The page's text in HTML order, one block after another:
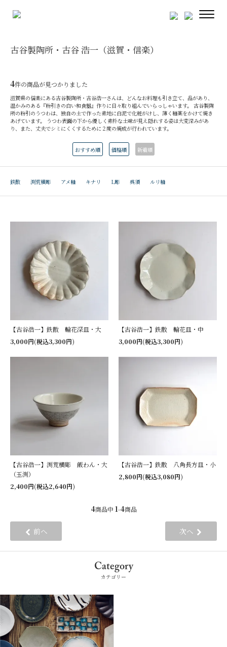
古谷製陶所・古谷 浩一（滋賀・信楽）
4件の商品が見つかりました
滋賀県の信楽にある古谷製陶所・古谷浩一さんは、どんなお料理も引き立て、品があり、
温かみのある『粉引きの白い和食器』作りに日々取り組んでいらっしゃいます。 古谷製陶
所の粉引のうつわは、独自の土で作った素地に白泥で化粧がけし、薄く釉薬をかけて焼き
あげています。 うつわ表面の下から優しく素朴な土味が見え隠れする姿は大変深みがあ
り、また、丈夫でシミにくくするために２度の焼成が行われています。
おすすめ順 価格順 新着順
鉄散 渕荒横彫 アメ釉 キナリ L彫 呉須 ルリ釉
【古谷浩一】鉄散 輪花深皿・大
3,000円(税込3,300円)
【古谷浩一】鉄散 輪花皿・中
3,000円(税込3,300円)
【古谷浩一】渕荒横彫 飯わん・大
（玉渕）
2,400円(税込2,640円)
【古谷浩一】鉄散 八角長方皿・小
2,800円(税込3,080円)
4商品中 1-4商品
前へ 次へ
Category
カテゴリー